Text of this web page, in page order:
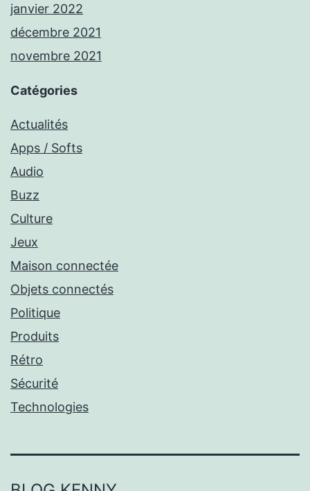
janvier 2022
décembre 2021
novembre 2021
Catégories
Actualités
Apps / Softs
Audio
Buzz
Culture
Jeux
Maison connectée
Objets connectés
Politique
Produits
Rétro
Sécurité
Technologies